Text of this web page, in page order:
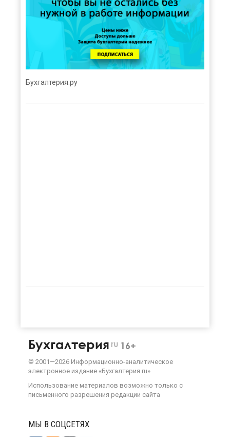
Бухгалтерия.ру
Бухгалтерия ru 16+
© 2001—2026 Информационно-аналитическое
электронное издание «Бухгалтерия.ru»
Использование материалов возможно только с
письменного разрешения редакции сайта
МЫ В СОЦСЕТЯХ